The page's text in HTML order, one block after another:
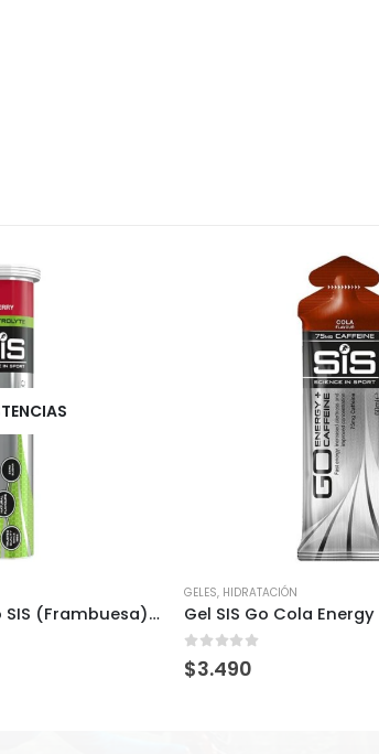
Tabletas GO Hydro SIS (Frambuesa) 20 tabs
GELES, HIDRATACIÓN
Gel SIS Go Cola
0 out of 5
$3.490